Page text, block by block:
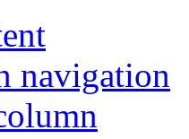
navigation